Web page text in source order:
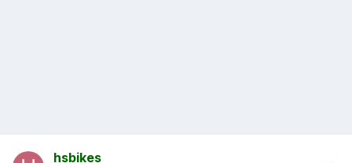
hsbikes